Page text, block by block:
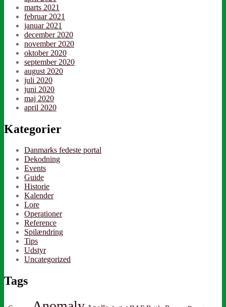
marts 2021
februar 2021
januar 2021
december 2020
november 2020
oktober 2020
september 2020
august 2020
juli 2020
juni 2020
maj 2020
april 2020
Kategorier
Danmarks fedeste portal
Dekodning
Events
Guide
Historie
Kalender
Lore
Operationer
Reference
Spilændring
Tips
Udstyr
Uncategorized
Tags